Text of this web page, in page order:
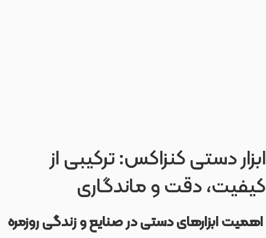
ابزار دستی کنزاکس: ترکیبی از
کیفیت، دقت و ماندگاری
اهمیت ابزارهای دستی در صنایع و زندگی روزمره